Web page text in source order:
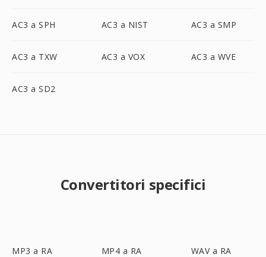
AC3 a SPH AC3 a NIST AC3 a SMP
AC3 a TXW AC3 a VOX AC3 a WVE
AC3 a SD2
Convertitori specifici
MP3 a RA MP4 a RA WAV a RA